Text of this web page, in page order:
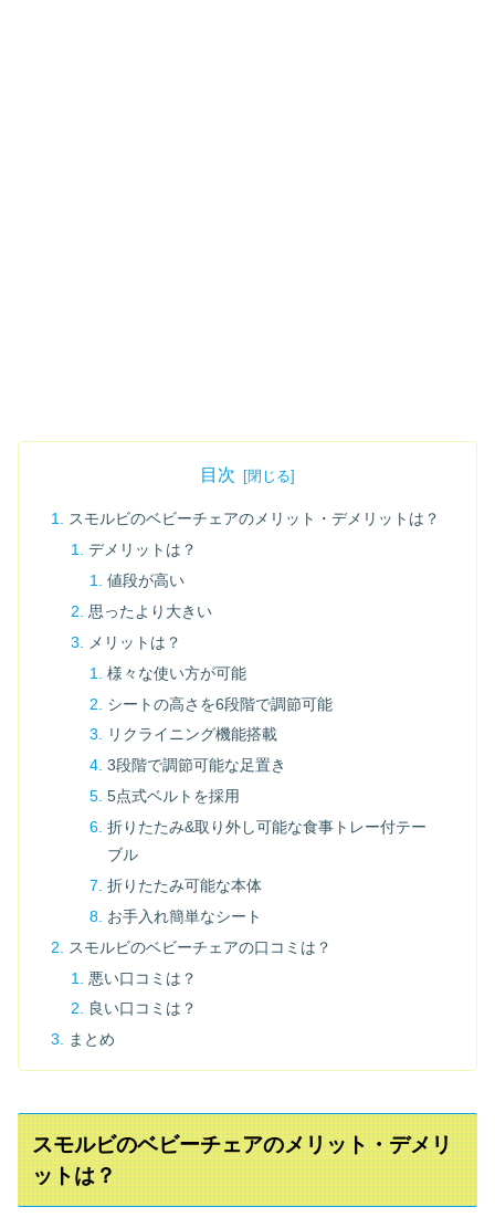
目次
スモルビのベビーチェアのメリット・デメリットは？
デメリットは？
値段が高い
思ったより大きい
メリットは？
様々な使い方が可能
シートの高さを6段階で調節可能
リクライニング機能搭載
3段階で調節可能な足置き
5点式ベルトを採用
折りたたみ&取り外し可能な食事トレー付テー
ブル
折りたたみ可能な本体
お手入れ簡単なシート
スモルビのベビーチェアの口コミは？
悪い口コミは？
良い口コミは？
まとめ
スモルビのベビーチェアのメリット・デメリ
ットは？